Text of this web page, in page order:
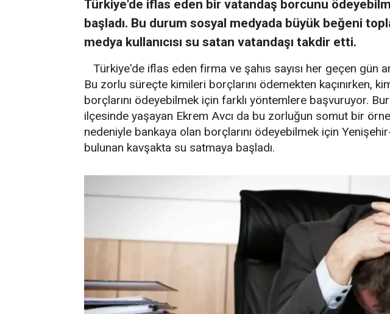
Türkiye'de iflas eden bir vatandaş borcunu
başladı. Bu durum sosyal medyada büyük beğeni
medya kullanıcısı su satan vatandaşı takdir etti.
Türkiye'de iflas eden firma ve şahıs sayısı her geçen gün
Bu zorlu süreçte kimileri borçlarını ödemekten kaçınırken,
borçlarını ödeyebilmek için farklı yöntemlere başvuruyor.
ilçesinde yaşayan Ekrem Avcı da bu zorluğun somut bir
nedeniyle bankaya olan borçlarını ödeyebilmek için
bulunan kavşakta su satmaya başladı.